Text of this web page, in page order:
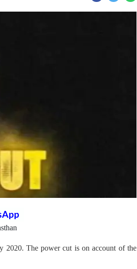
2020. The power cut is on account of the